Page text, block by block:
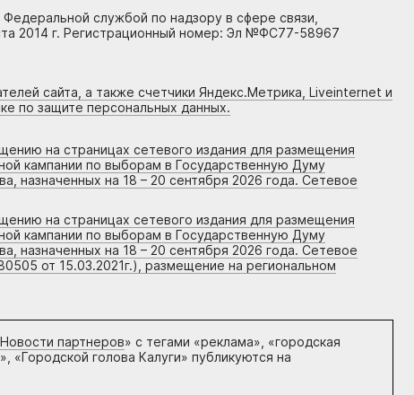
службой по надзору в сфере связи,
2014 г. Регистрационный номер: Эл №ФС77-58967
сайта, а также счетчики Яндекс.Метрика, Liveinternet и
по защите персональных данных.
на страницах сетевого издания для размещения
кампании по выборам в Государственную Думу
назначенных на 18 – 20 сентября 2026 года. Сетевое
на страницах сетевого издания для размещения
кампании по выборам в Государственную Думу
назначенных на 18 – 20 сентября 2026 года. Сетевое
от 15.03.2021г.), размещение на региональном
Новости партнеров» с тегами «реклама», «городская
«Городской голова Калуги» публикуются на